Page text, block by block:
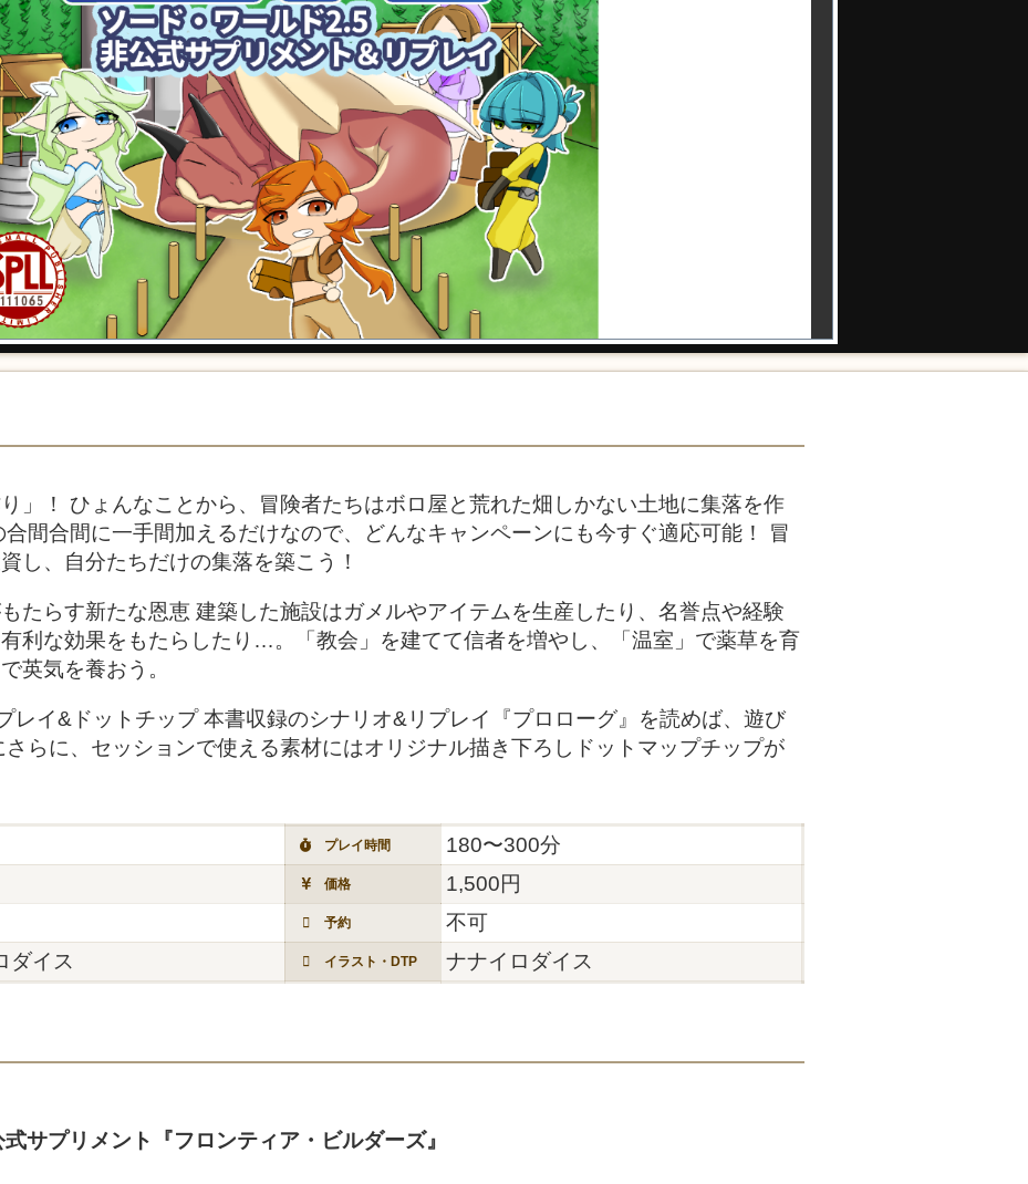
」！ ひょんなことから、冒険者たちはボロ屋と荒れた畑しかない土地に集落を作
間合間に一手間加えるだけなので、どんなキャンペーンにも今すぐ適応可能！ 冒
し、自分たちだけの集落を築こう！
たらす新たな恩恵 建築した施設はガメルやアイテムを生産したり、名誉点や経験
利な効果をもたらしたり…。「教会」を建てて信者を増やし、「温室」で薬草を育
英気を養おう。
レイ&ドットチップ 本書収録のシナリオ&リプレイ『プロローグ』を読めば、遊び
らに、セッションで使える素材にはオリジナル描き下ろしドットマップチップが
プレイ時間 180〜300分
価格 1,500円
予約 不可
ダイス イラスト・DTP ナナイロダイス
サプリメント『フロンティア・ビルダーズ』